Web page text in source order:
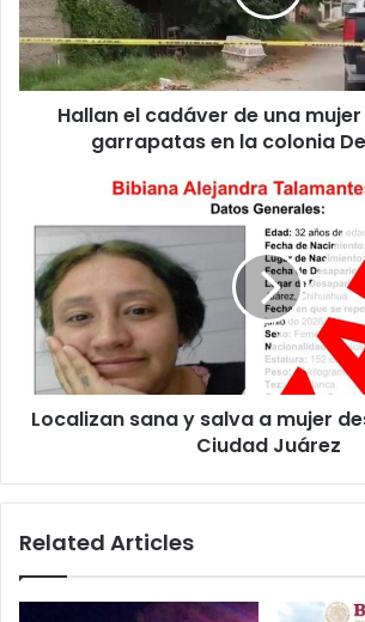
mujer
cubierto
de
garrapatas
Hallan el cadáver de una
garrapatas en la colonia
salva
mujer
desaparecida
Ciudad
Juárez
Localizan sana y salva a mujer
Ciudad Juárez
Related Articles